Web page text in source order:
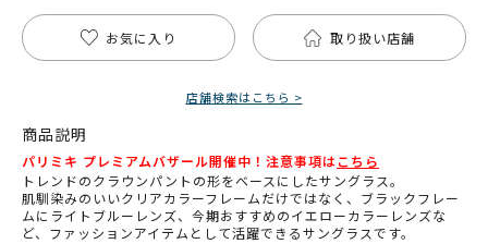
お気に入り 取り扱い店舗
店舗検索はこちら >
商品説明
パリミキ プレミアムバザール開催中！注意事項はこちら
トレンドのクラウンパントの形をベースにしたサングラス。
肌馴染みのいいクリアカラーフレームだけではなく、ブラックフレー
ムにライトブルーレンズ、今期おすすめのイエローカラーレンズな
ど、ファッションアイテムとして活躍できるサングラスです。